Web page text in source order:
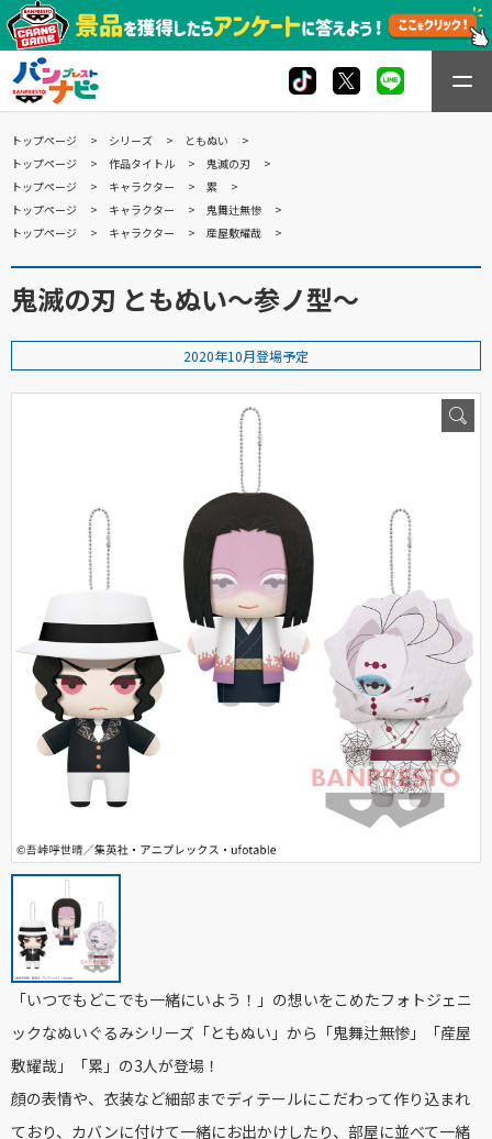
トップページ シリーズ
ともぬい
トップページ
作品タイトル
鬼滅の刃
トップページ
キャラクター
累
トップページ
キャラクター
鬼舞辻無惨
トップページ
キャラクター 産屋敷耀哉
鬼滅の刃 ともぬい～参ノ型～
2020年10月登場予定
「いつでもどこでも一緒にいよう！」の想いをこめたフォトジェニ
ックなぬいぐるみシリーズ「ともぬい」から「鬼舞辻無惨」「産屋
敷耀哉」「累」の3人が登場！
顔の表情や、衣装など細部までディテールにこだわって作り込まれ
ており、カバンに付けて一緒にお出かけしたり、部屋に並べて一緒